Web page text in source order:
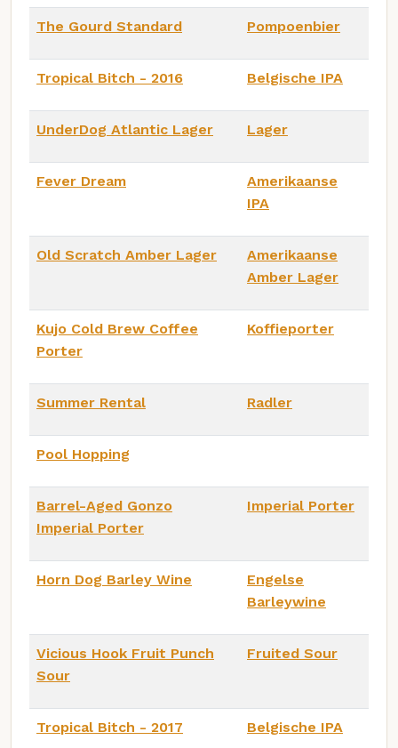
The Gourd Standard Pompoenbier
Tropical Bitch - 2016 Belgische IPA
UnderDog Atlantic Lager Lager
Fever Dream
Amerikaanse
IPA
Old Scratch Amber Lager
Amerikaanse
Amber Lager
Kujo Cold Brew Coffee
Porter
Koffieporter
Summer Rental Radler
Pool Hopping
Barrel-Aged Gonzo
Imperial Porter
Imperial Porter
Horn Dog Barley Wine
Engelse
Barleywine
Vicious Hook Fruit Punch
Sour
Fruited Sour
Tropical Bitch - 2017 Belgische IPA